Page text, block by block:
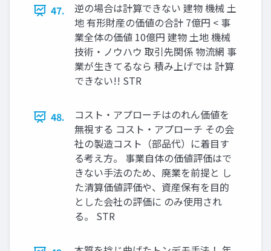
47.
逆の場合は計算できない 建物 機械 土
地 有形財産の価値の合計 7億円 < 事
業全体の価値 10億円 建物 土地 機械
技術・ノウハウ 取引先関係 物流網 事
業が生きてるなら 積み上げでは 計算
できない!! STR
48.
コスト・アプローチはのれん価値を
無視する コスト・アプローチ その会
社の製造コスト（部品代）に着目す
る考え方。 事業自体の価値評価はで
きない手法のため、廃業を前提と し
た清算価値評価や、資産保有を目的
とした会社の評価に のみ使用され
る。 STR